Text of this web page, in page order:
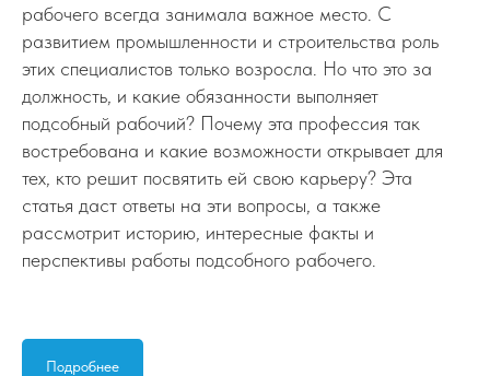
рабочего всегда занимала важное место. С
развитием промышленности и строительства роль
этих специалистов только возросла. Но что это за
должность, и какие обязанности выполняет
подсобный рабочий? Почему эта профессия так
востребована и какие возможности открывает для
тех, кто решит посвятить ей свою карьеру? Эта
статья даст ответы на эти вопросы, а также
рассмотрит историю, интересные факты и
перспективы работы подсобного рабочего.
Подробнее